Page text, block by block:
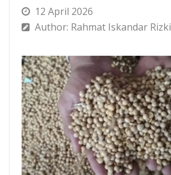
12 April 2026
Author: Rahmat Iskandar Rizki